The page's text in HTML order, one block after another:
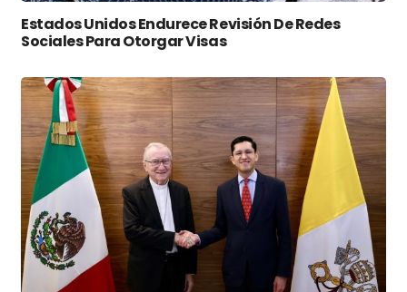
Estados Unidos Endurece Revisión De Redes
Sociales Para Otorgar Visas